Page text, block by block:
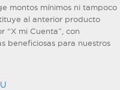
montos mínimos ni tampoco
al anterior producto
“X mi Cuenta”, con
beneficiosas para nuestros